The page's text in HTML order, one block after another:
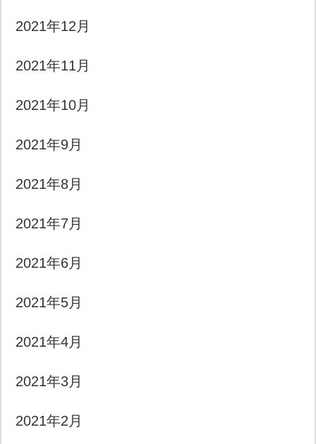
2021年12月
2021年11月
2021年10月
2021年9月
2021年8月
2021年7月
2021年6月
2021年5月
2021年4月
2021年3月
2021年2月